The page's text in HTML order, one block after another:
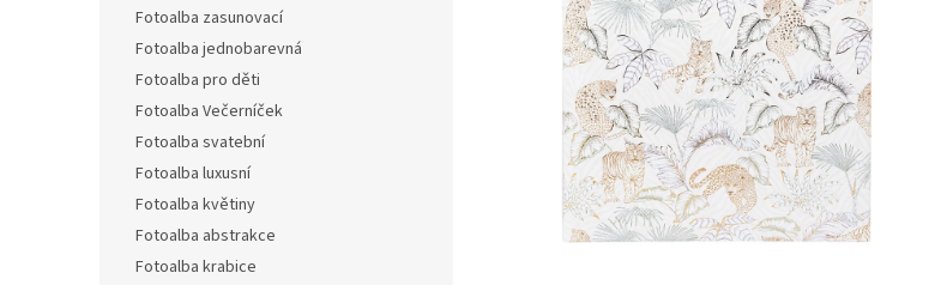
Fotoalba zasunovací
Fotoalba jednobarevná
Fotoalba pro děti
Fotoalba Večerníček
Fotoalba svatební
Fotoalba luxusní
Fotoalba květiny
Fotoalba abstrakce
Fotoalba krabice